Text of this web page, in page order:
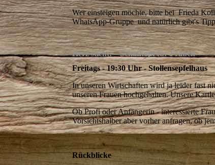
Wer einsteigen möchte, bitte bei Frieda
WhatsApp-Gruppe und natürlich gibt's
Herz sticht! – Schafkopf für Frauen
Freitags - 19:30 Uhr - Stollensepfelhaus
In unseren Wirtschaften wird ja leider fast
unseren Frauen hochgehalten. Unsere
Ob Profi oder Anfängerin - interessierte
Vorsichtshalber aber vorher anfragen, ob
Rückblicke